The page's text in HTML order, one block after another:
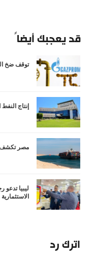
قد يعجبك أيضاً
توقف ضخ
إنتاج النفط
مصر تكشف
ليبيا
الاستثمارية
اترك رد